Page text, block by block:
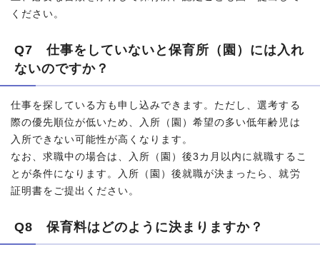
ください。
Q7 仕事をしていないと保育所（園）には入れ
ないのですか？
仕事を探している方も申し込みできます。ただし、選考する
際の優先順位が低いため、入所（園）希望の多い低年齢児は
入所できない可能性が高くなります。
なお、求職中の場合は、入所（園）後3カ月以内に就職するこ
とが条件になります。入所（園）後就職が決まったら、就労
証明書をご提出ください。
Q8 保育料はどのように決まりますか？